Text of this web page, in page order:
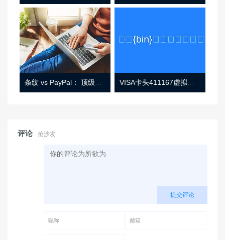
条纹 vs PayPal： 顶级功能， 定价 （和更多！ VISA卡头411167虚拟卡基础信息
评论 抢沙发
提交评论